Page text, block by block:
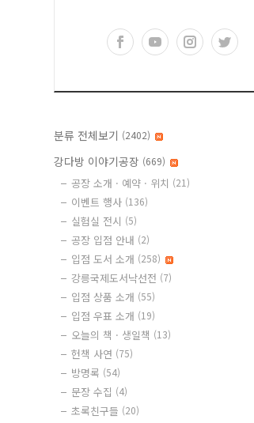
분류 전체보기 (2402)
강다방 이야기공장 (669)
공장 소개 · 예약 · 위치 (21)
이벤트 행사 (136)
실험실 전시 (5)
공장 입점 안내 (2)
입점 도서 소개 (258)
강릉국제도서낙선전 (7)
입점 상품 소개 (55)
입점 우표 소개 (19)
오늘의 책 · 생일책 (13)
헌책 사연 (75)
방명록 (54)
문장 수집 (4)
초록친구들 (20)